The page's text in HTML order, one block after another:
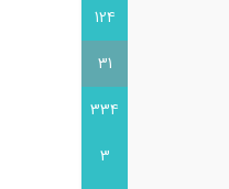
124
31
334
3